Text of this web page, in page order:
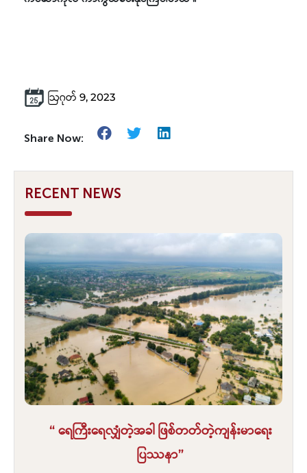
ဩဂုတ် 9, 2023
Share Now:
RECENT NEWS
“ ရေကြီးရေလျှံတဲ့အခါ ဖြစ်တတ်တဲ့ကျန်းမာရေး
ပြဿနာ”